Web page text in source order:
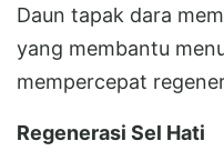
Daun tapak dara
yang membantu
mempercepat
Regenerasi Sel Hati